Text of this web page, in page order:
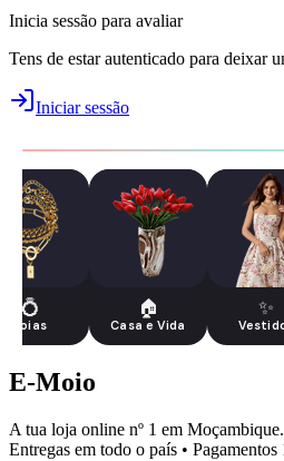
Inicia sessão para avaliar
Tens de estar autenticado para deixar
Iniciar sessão
💍
Joias
🏠
Casa e Vida
✨
E-Moio
A tua loja online nº 1 em Moçambique.
Entregas em todo o país •